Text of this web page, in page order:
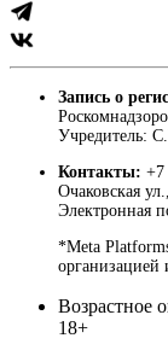
Запись о
Учредитель:
Контакты: +7
Очаковская
Электронная
*Meta
организацией
Возрастное
18+